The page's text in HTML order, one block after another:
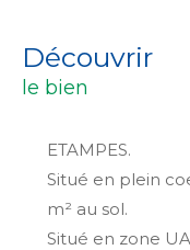
découvrir
le bien
ETAMPES.
Situé en plein
m² au sol.
Situé en zone